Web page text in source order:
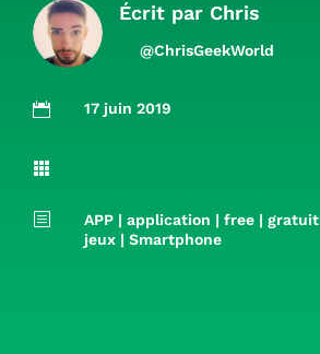
Écrit par Chris
@ChrisGeekWorld
 17 juin 2019

b APP |application |free |gratuit
jeux |Smartphone